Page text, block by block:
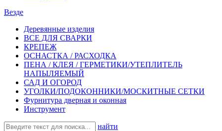
Везде
Деревянные изделия
ВСЕ ДЛЯ СВАРКИ
КРЕПЕЖ
ОСНАСТКА / РАСХОДКА
ПЕНА / КЛЕЯ / ГЕРМЕТИКИ/УТЕПЛИТЕЛЬ
НАПЫЛЯЕМЫЙ
САД И ОГОРОД
УГОЛКИ/ПОДОКОННИКИ/МОСКИТНЫЕ СЕТКИ
Фурнитура дверная и оконная
Инструмент
найти